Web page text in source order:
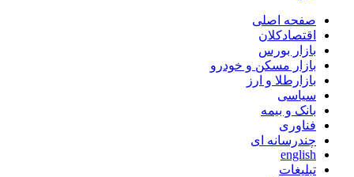
صفحه اصلی
اقتصادکلان
بازار بورس
بازار مسکن و خودرو
بازارطلا و ارز
سیاسی
بانک و بیمه
فناوری
چندرسانه ای
english
تبلیغات